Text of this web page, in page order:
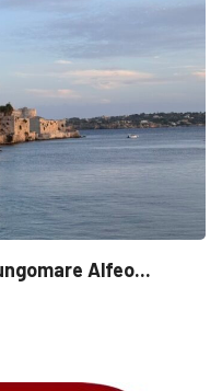
Alfeo...